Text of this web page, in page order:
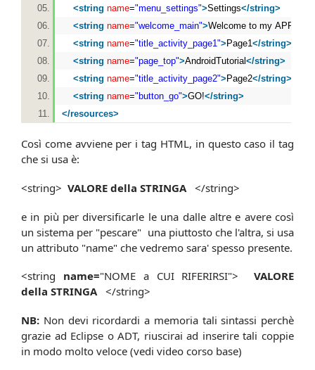
<string name="menu_settings">Settings</string>
<string name="welcome_main">Welcome to my APP
<string name="title_activity_page1"> Page1</string>
<string name="page_top">AndroidTutorial</string>
<string name="title_activity_page2"> Page2</string>
<string name="button_go">GO!</string>
</resources>
Così come avviene per i tag HTML, in questo caso il tag
che si usa è:
<string> VALORE della STRINGA </string>
e in più per diversificarle le una dalle altre e avere così
un sistema per "pescare" una piuttosto che l'altra, si usa
un attributo "name" che vedremo sara' spesso presente.
<string name="NOME a CUI RIFERIRSI">VALORE
della STRINGA</string>
NB: Non devi ricordardi a memoria tali sintassi perchè
grazie ad Eclipse o ADT, riuscirai ad inserire tali coppie
in modo molto veloce (vedi video corso base)